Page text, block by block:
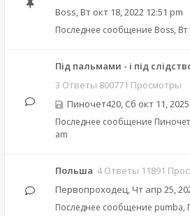
Boss, Вт окт 18, 2022 12:51 pm
Последнее сообщение Boss,
Під пальмами - і під
3 Ответы 800771 Просмотры
Пиночет420, Сб окт 11,
Последнее сообщение
am
Польша 4 Ответы 11891
Первопроходец, Чт апр 25,
Последнее сообщение pumba,